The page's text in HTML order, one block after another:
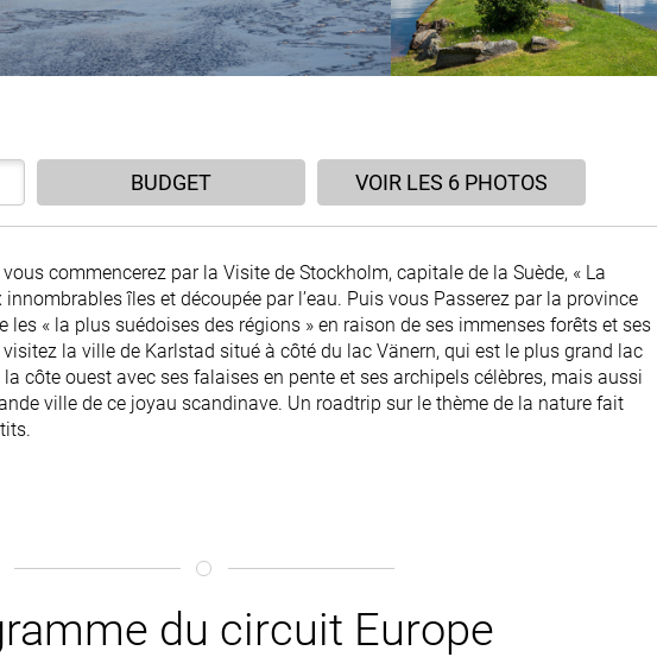
BUDGET VOIR LES 6 PHOTOS
commencerez par la Visite de Stockholm, capitale de la Suède, « La
îles et découpée par l’eau. Puis vous Passerez par la province
les « la plus suédoises des régions » en raison de ses immenses forêts et ses
la ville de Karlstad situé à côté du lac Vänern, qui est le plus grand lac
côte ouest avec ses falaises en pente et ses archipels célèbres, mais aussi
ville de ce joyau scandinave. Un roadtrip sur le thème de la nature fait
du circuit Europe